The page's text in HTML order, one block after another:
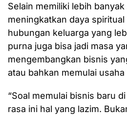
Selain memiliki lebih
meningkatkan daya
hubungan keluarga yang
purna juga bisa jadi masa
mengembangkan bisnis
atau bahkan memulai usaha
“Soal memulai bisnis baru
rasa ini hal yang lazim.